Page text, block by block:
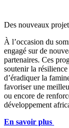
Des nouveaux
À l’occasion du
engagé sur de
partenaires. Ces
soutenir la
d’éradiquer la
favoriser une
ou encore de
développement
En savoir plus